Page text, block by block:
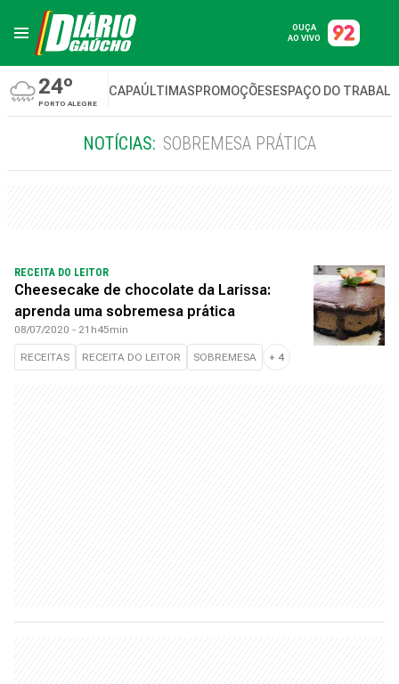
OUÇA
AO VIVO
24º
PORTO ALEGRE
CAPAÚLTIMASPROMOÇÕESESPAÇO DO
NOTÍCIAS: SOBREMESA PRÁTICA
RECEITA DO LEITOR
Cheesecake de chocolate da Larissa:
aprenda uma sobremesa prática
08/07/2020 - 21h45min
RECEITAS RECEITA DO LEITOR SOBREMESA + 4